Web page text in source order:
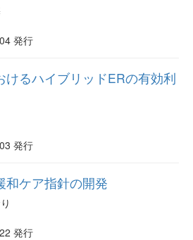
発行
けるハイブリッドERの有効利
発行
和ケア指針の開発
発行